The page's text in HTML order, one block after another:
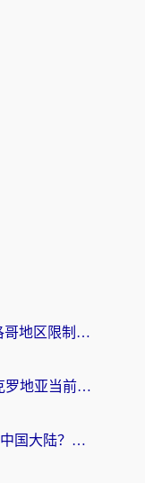
在国外看世界杯法国VS摩洛哥地区限制？这篇指南让你流畅看中文解说无压力
在国外看世界杯英格兰 vs 克罗地亚当前地区不可播放？这篇指南帮你搞定所有海外观赛难题
在海外看央视频世界杯仅限中国大陆？这篇指南帮你解锁中文解说+无卡顿直播